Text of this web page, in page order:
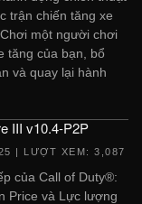
trận chiến tăng xe
một người chơi
tăng của bạn, bổ
và quay lại hành
III v10.4-P2P
| LƯỢT XEM: 3,087
của Call of Duty®:
Price và Lực lượng